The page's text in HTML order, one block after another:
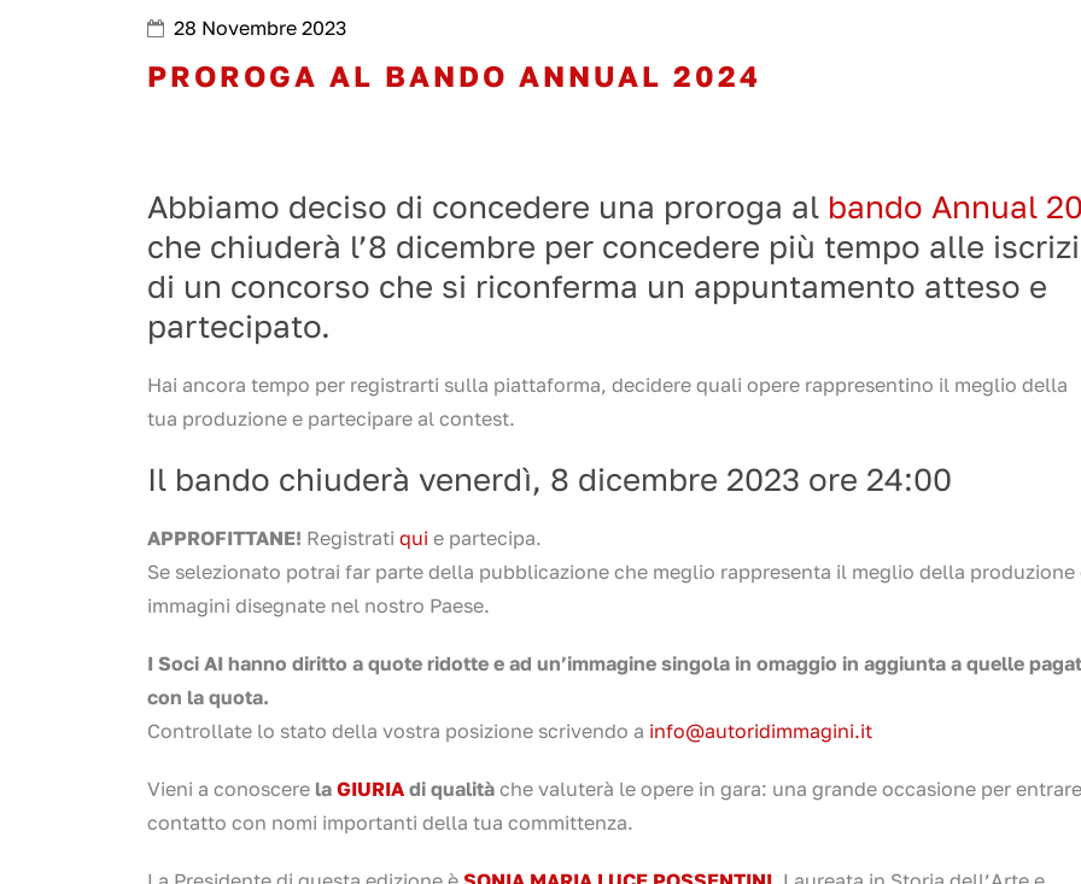
28 Novembre 2023
PROROGA AL BANDO ANNUAL 2024
Abbiamo deciso di concedere una proroga al bando Annual
che chiuderà l’8 dicembre per concedere più tempo alle
di un concorso che si riconferma un appuntamento atteso e
partecipato.
Hai ancora tempo per registrarti sulla piattaforma, decidere quali opere rappresentino il meglio della
tua produzione e partecipare al contest.
Il bando chiuderà venerdì, 8 dicembre 2023 ore 24:00
APPROFITTANE! Registrati qui e partecipa.
Se selezionato potrai far parte della pubblicazione che meglio rappresenta il meglio della produzione
immagini disegnate nel nostro Paese.
I Soci AI hanno diritto a quote ridotte e ad un’immagine singola in omaggio in aggiunta a quelle
con la quota.
Controllate lo stato della vostra posizione scrivendo a info@autoridimmagini.it
Vieni a conoscere la GIURIA di qualità che valuterà le opere in gara: una grande occasione per
contatto con nomi importanti della tua committenza.